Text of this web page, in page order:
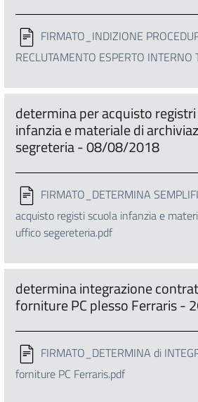
FIRMATO_INDIZIONE
RECLUTAMENTO ESPERTO INTERNO
determina per acquisto
infanzia e materiale di
segreteria - 08/08/2018
FIRMATO_DETERMINA
acquisto registi scuola infanzia e
uffico segereteria.pdf
determina integrazione
forniture PC plesso Ferraris -
FIRMATO_DETERMINA di
forniture PC Ferraris.pdf